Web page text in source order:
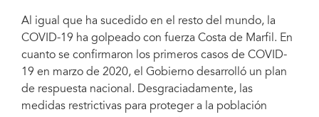
A health centre social assistant delivering food and hygiene kits to a lactating
woman with a baby.
Al igual que ha sucedido en el resto del mundo, la
COVID-19 ha golpeado con fuerza Costa de Marfil. En
cuanto se confirmaron los primeros casos de COVID-
19 en marzo de 2020, el Gobierno desarrolló un plan
de respuesta nacional. Desgraciadamente, las
medidas restrictivas para proteger a la población